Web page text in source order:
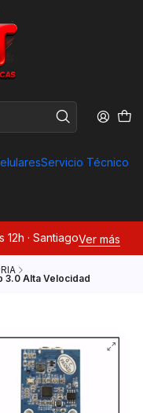
Servicio Técnico
· SantiagoVer más
3.0 Alta Velocidad